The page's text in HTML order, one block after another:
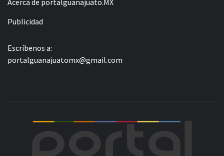
Publicidad
Escríbenos a:
portalguanajuatomx@gmail.com